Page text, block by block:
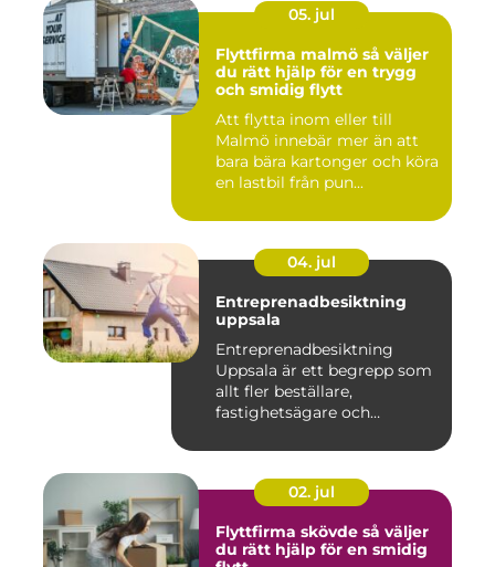
05. jul
Flyttfirma malmö så väljer
du rätt hjälp för en trygg
och smidig flytt
Att flytta inom eller till
Malmö innebär mer än att
bara bära kartonger och köra
en lastbil från pun...
04. jul
Entreprenadbesiktning
uppsala
Entreprenadbesiktning
Uppsala är ett begrepp som
allt fler beställare,
fastighetsägare och
02. jul
Flyttfirma skövde så väljer
du rätt hjälp för en smidig